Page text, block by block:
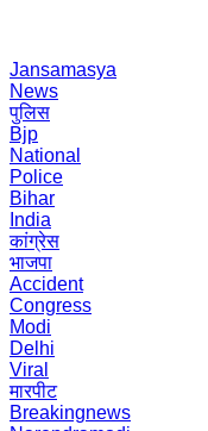
Jansamasya
News
पुलिस
Bjp
National
Police
Bihar
India
कांग्रेस
भाजपा
Accident
Congress
Modi
Delhi
Viral
मारपीट
Breakingnews